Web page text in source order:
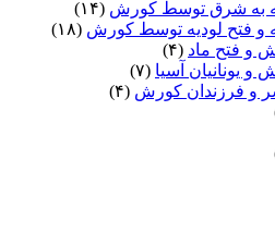
به شرق توسط کورش (۱۴)
و فتح لودیه توسط کورش (۱۸)
و فتح ماد (۴)
و یونانیان آسیا (۷)
و فرزندان کورش (۴)